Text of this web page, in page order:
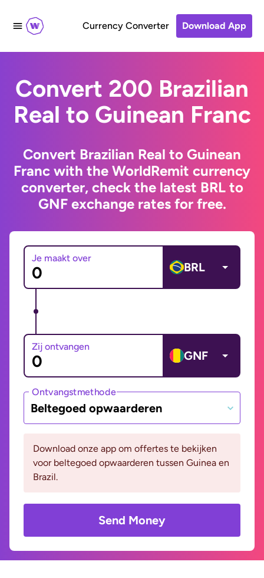
Currency Converter Download App
Convert 200 Brazilian
Real to Guinean Franc
Convert Brazilian Real to Guinean
Franc with the WorldRemit currency
converter, check the latest BRL to
GNF exchange rates for free.
Je maakt over
BRL
Zij ontvangen
GNF
Ontvangstmethode
Beltegoed opwaarderen
Download onze app om offertes te bekijken
voor beltegoed opwaarderen tussen Guinea en
Brazil.
Send Money